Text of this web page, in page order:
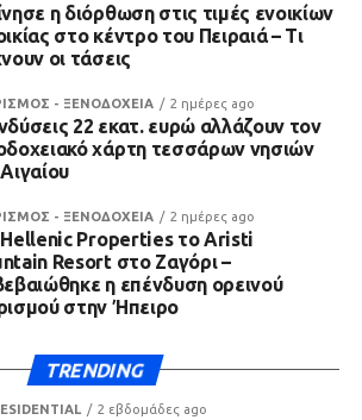
η διόρθωση στις τιμές ενοικίων
στο κέντρο του Πειραιά – Τι
οι τάσεις
- ΞΕΝΟΔΟΧΕΙΑ 2 ημέρες ago
22 εκατ. ευρώ αλλάζουν τον
χάρτη τεσσάρων νησιών
- ΞΕΝΟΔΟΧΕΙΑ 2 ημέρες ago
Hellenic Properties το Aristi
Resort στο Ζαγόρι –
η επένδυση ορεινού
στην Ήπειρο
TRENDING
2 εβδομάδες ago